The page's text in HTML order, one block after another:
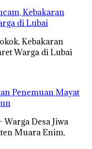
Kebakaran
di Lubai
Kebakaran
Warga di Lubai
Penemuan Mayat
Desa Jiwa
Muara Enim,